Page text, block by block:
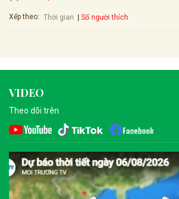
Xếp theo: Thời gian Số người thích
VIDEO
Theo dõi trên